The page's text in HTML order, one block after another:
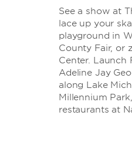
See a show at
lace up your
playground in
County Fair, or
Center. Launch
Adeline Jay
along Lake
Millennium
restaurants at